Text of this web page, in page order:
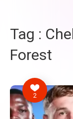
Tag :
Forest
2